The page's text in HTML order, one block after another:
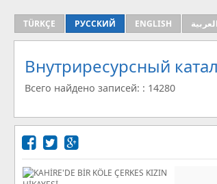
TÜRKÇE РУССКИЙ ENGLISH العربية
Внутриресурсный
Всего найдено записей: : 14280